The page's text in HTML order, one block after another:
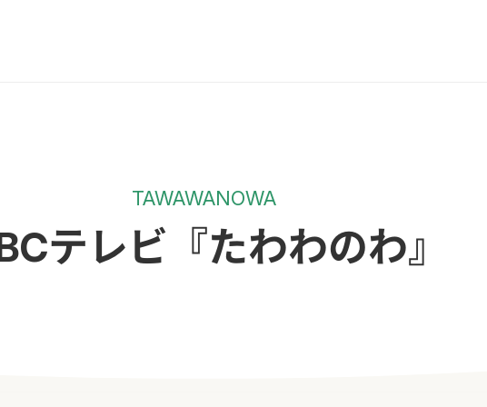
TAWAWANOWA
テレビ『たわわのわ』